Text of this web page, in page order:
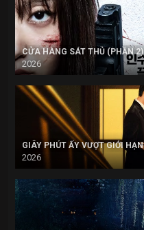
CỬA HÀNG SÁT THỦ (PHẦN 2)
2026
GIÂY PHÚT ẤY VƯỢT GIỚI HẠN
2026